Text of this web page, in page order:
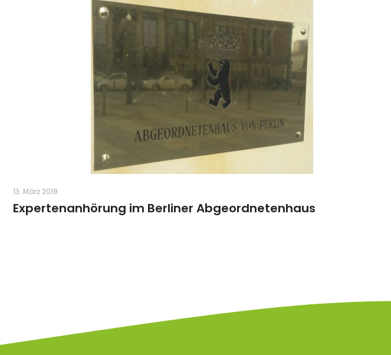
13. März 2019
Expertenanhörung im Berliner Abgeordnetenhaus